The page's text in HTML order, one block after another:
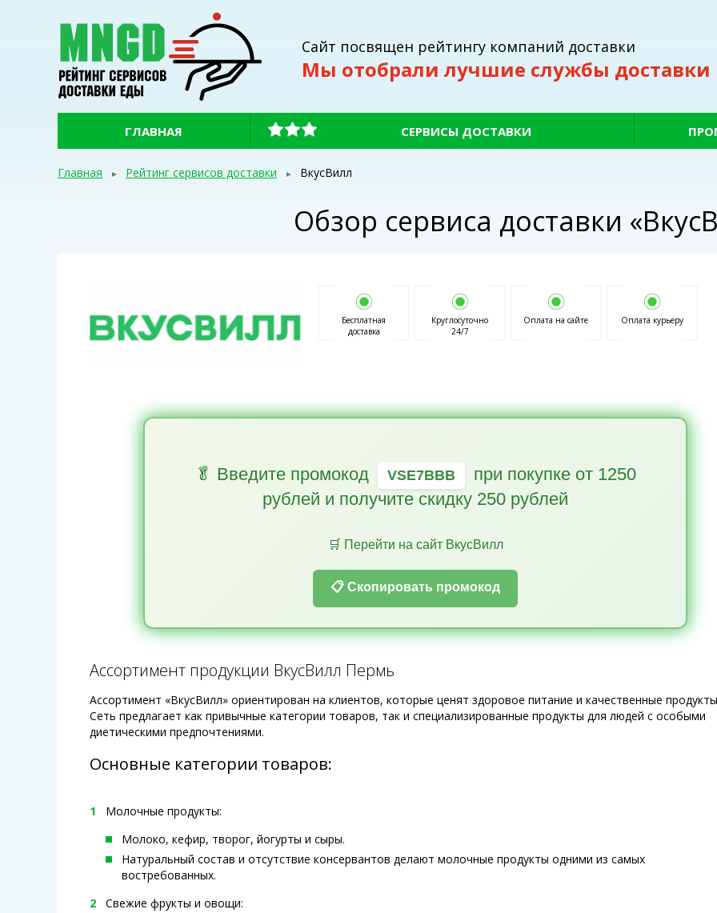
Сайт посвящен рейтингу компаний доставки
Мы отобрали лучшие службы доставки
ГЛАВНАЯ СЕРВИСЫ ДОСТАВКИ
Главная Рейтинг сервисов доставки ВкусВилл
Обзор сервиса доставки
Бесплатная
доставка
Круглосуточно
24/7
Оплата на сайте Оплата курьеру
🥬 Введите промокод VSE7BBB
при покупке от 1250
рублей и получите скидку 250 рублей
🛒 Перейти на сайт ВкусВилл
📋 Скопировать промокод
Ассортимент продукции ВкусВилл Пермь
Ассортимент «ВкусВилл» ориентирован на клиентов, которые ценят здоровое питание и качественные
Сеть предлагает как привычные категории товаров, так и специализированные продукты для людей с особыми
диетическими предпочтениями.
Основные категории товаров:
Молочные продукты:
Молоко, кефир, творог, йогурты и сыры.
Натуральный состав и отсутствие консервантов делают молочные продукты одними из самых
востребованных.
Свежие фрукты и овощи: